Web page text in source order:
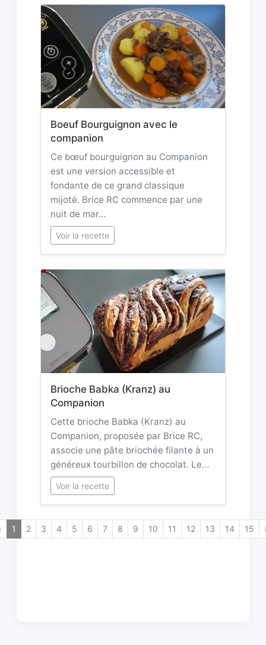
Boeuf Bourguignon avec le
companion
Ce bœuf bourguignon au Companion
est une version accessible et
fondante de ce grand classique
mijoté. Brice RC commence par une
nuit de mar…
Voir la recette
Brioche Babka (Kranz) au
Companion
Cette brioche Babka (Kranz) au
Companion, proposée par Brice RC,
associe une pâte briochée filante à un
généreux tourbillon de chocolat. Le…
Voir la recette
1 2 3 4 5 6 7 8 9 10 11 12 13 14 15